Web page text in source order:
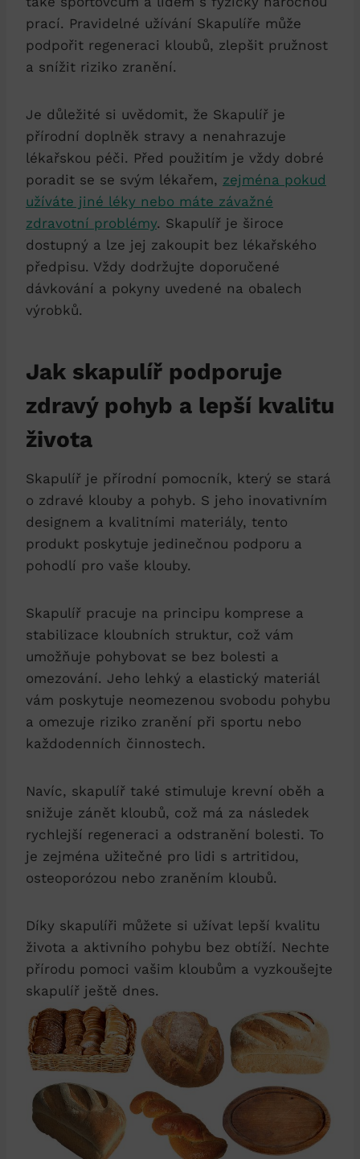
prací. Pravidelné užívání Skapulíře může
podpořit regeneraci kloubů, zlepšit pružnost
a snížit riziko zranění.
Je důležité si uvědomit, že Skapulíř je
přírodní doplněk stravy a nenahrazuje
lékařskou péči. Před použitím je vždy dobré
poradit se se svým lékařem, zejména pokud
užíváte jiné léky nebo máte závažné
zdravotní problémy. Skapulíř je široce
dostupný a lze jej zakoupit bez lékařského
předpisu. Vždy dodržujte doporučené
dávkování a pokyny uvedené na obalech
výrobků.
Jak skapulíř podporuje
zdravý pohyb a lepší kvalitu
života
Skapulíř je přírodní pomocník, který se stará
o zdravé klouby a pohyb. S jeho inovativním
designem a kvalitními materiály, tento
produkt poskytuje jedinečnou podporu a
pohodlí pro vaše klouby.
Skapulíř pracuje na principu komprese a
stabilizace kloubních struktur, což vám
umožňuje pohybovat se bez bolesti a
omezování. Jeho lehký a elastický materiál
vám poskytuje neomezenou svobodu pohybu
a omezuje riziko zranění při sportu nebo
každodenních činnostech.
Navíc, skapulíř také stimuluje krevní oběh a
snižuje zánět kloubů, což má za následek
rychlejší regeneraci a odstranění bolesti. To
je zejména užitečné pro lidi s artritidou,
osteoporózou nebo zraněním kloubů.
Díky skapulíři můžete si užívat lepší kvalitu
života a aktivního pohybu bez obtíží. Nechte
přírodu pomoci vašim kloubům a vyzkoušejte
skapulíř ještě dnes.